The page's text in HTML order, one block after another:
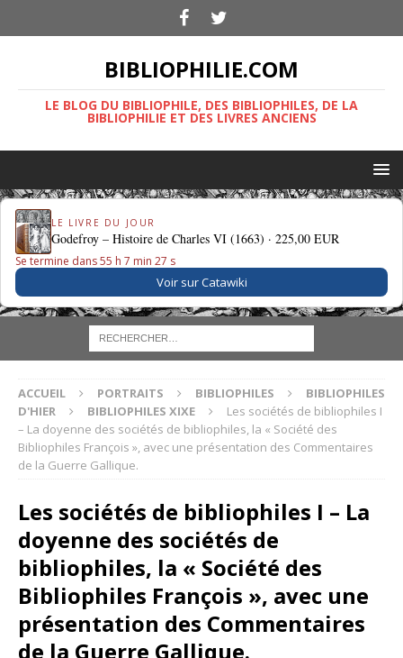
BIBLIOPHILIE.COM
LE BLOG DU BIBLIOPHILE, DES BIBLIOPHILES, DE LA
BIBLIOPHILIE ET DES LIVRES ANCIENS
LE LIVRE DU JOUR
Godefroy – Histoire de Charles VI (1663) ·225,00 EUR
Se termine dans 55 h 7 min 26 s
Voir sur Catawiki
ACCUEIL PORTRAITS BIBLIOPHILES
BIBLIOPHILES
D'HIER
BIBLIOPHILES XIXE
Les sociétés de bibliophiles I
– La doyenne des sociétés de bibliophiles, la « Société des
Bibliophiles François », avec une présentation des Commentaires
de la Guerre Gallique.
Les sociétés de bibliophiles I – La
doyenne des sociétés de
bibliophiles, la « Société des
Bibliophiles François », avec une
présentation des Commentaires
de la Guerre Gallique.